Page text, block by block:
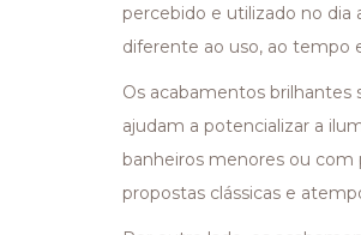
percebido e utilizado no
diferente ao uso, ao tempo
Os acabamentos brilhantes
ajudam a potencializar a
banheiros menores ou
propostas clássicas e